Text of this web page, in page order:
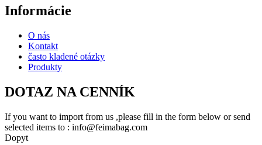
Informácie
O nás
Kontakt
často kladené otázky
Produkty
DOTAZ NA CENNÍK
If you want to import from us ,please fill in the form below or send
selected items to : info@feimabag.com
Dopyt